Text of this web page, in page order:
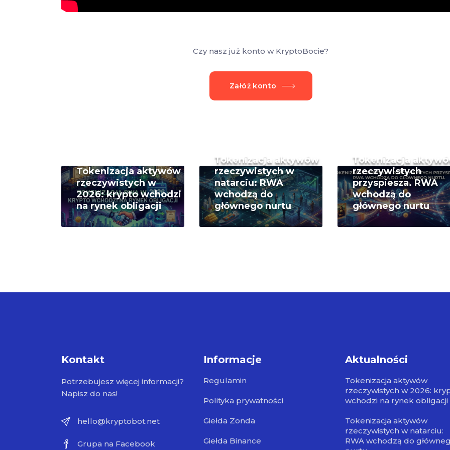
Czy nasz już konto w KryptoBocie?
Załóż konto
Tokenizacja aktywów
rzeczywistych w
2026: krypto wchodzi
na rynek obligacji
Tokenizacja aktywów
rzeczywistych w
natarciu: RWA
wchodzą do
głównego nurtu
Tokenizacja
rzeczywistych
przyspiesza. RWA
wchodzą do
głównego nurtu
Kontakt
Potrzebujesz więcej informacji?
Napisz do nas!
hello@kryptobot.net
Grupa na Facebook
Informacje
Regulamin
Polityka prywatności
Giełda Zonda
Giełda Binance
Aktualności
Tokenizacja aktywów
rzeczywistych w 2026:
wchodzi na rynek obligacji
Tokenizacja aktywów
rzeczywistych w natarciu:
RWA wchodzą do